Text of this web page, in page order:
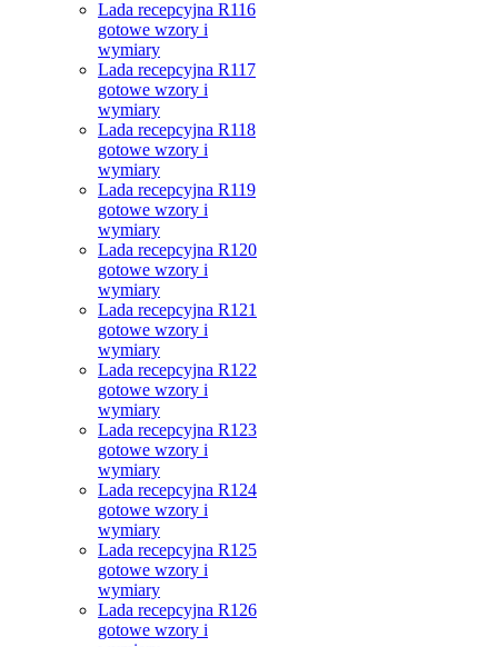
Lada recepcyjna R116
gotowe wzory i
wymiary
Lada recepcyjna R117
gotowe wzory i
wymiary
Lada recepcyjna R118
gotowe wzory i
wymiary
Lada recepcyjna R119
gotowe wzory i
wymiary
Lada recepcyjna R120
gotowe wzory i
wymiary
Lada recepcyjna R121
gotowe wzory i
wymiary
Lada recepcyjna R122
gotowe wzory i
wymiary
Lada recepcyjna R123
gotowe wzory i
wymiary
Lada recepcyjna R124
gotowe wzory i
wymiary
Lada recepcyjna R125
gotowe wzory i
wymiary
Lada recepcyjna R126
gotowe wzory i